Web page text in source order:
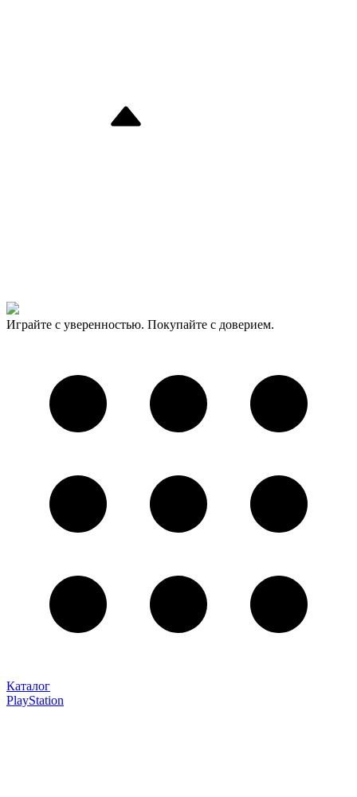
Играйте с уверенностью. Покупайте с доверием.
Каталог
PlayStation